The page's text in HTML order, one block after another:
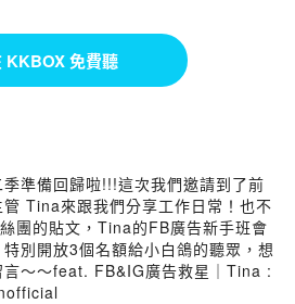
KKBOX 免費聽
準備回歸啦!!!這次我們邀請到了前
Tina來跟我們分享工作日常！也不
團的貼文，Tina的FB廣告新手班會
別開放3個名額給小白鴿的聽眾，想
言～～feat. FB&IG廣告救星｜Tina :